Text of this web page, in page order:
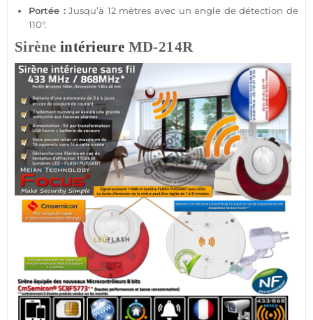
Portée :Jusqu’à 12 mètres avec un angle de détection de
110°.
Sirène intérieure MD-214R